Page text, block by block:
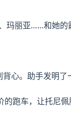
玛丽亚……和她的
心。助手发明了
跑车，让托尼佩